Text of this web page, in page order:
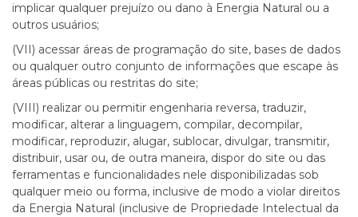
implicar qualquer prejuízo ou dano à Energia Natural ou a
outros usuários;
(VII) acessar áreas de programação do site, bases de dados
ou qualquer outro conjunto de informações que escape às
áreas públicas ou restritas do site;
(VIII) realizar ou permitir engenharia reversa, traduzir,
modificar, alterar a linguagem, compilar, decompilar,
modificar, reproduzir, alugar, sublocar, divulgar, transmitir,
distribuir, usar ou, de outra maneira, dispor do site ou das
ferramentas e funcionalidades nele disponibilizadas sob
qualquer meio ou forma, inclusive de modo a violar direitos
da Energia Natural (inclusive de Propriedade Intelectual da